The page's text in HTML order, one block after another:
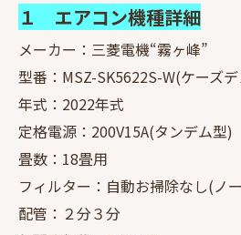
１ エアコン機種詳細
メーカー：三菱電機“霧ヶ峰”
型番：MSZ-SK5622S-W(ケーズ
年式：2022年式
定格電源：200V15A(タンデム型)
畳数：18畳用
フィルター：自動お掃除なし(ノ
配管：２分３分